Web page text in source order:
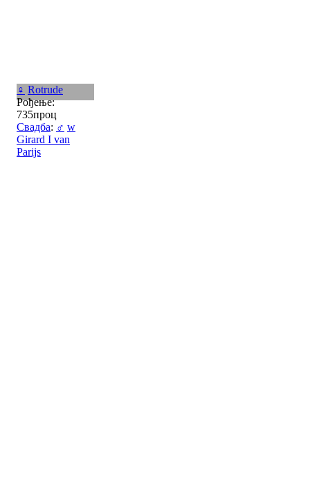
♀ Rotrude
Рођење:
735проц
Свадба: ♂ w
Girard I van
Parijs